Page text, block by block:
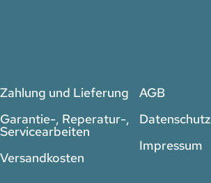
Zahlung und Lieferung
Garantie-, Reperatur-,
Servicearbeiten
Versandkosten
AGB
Datenschutz
Impressum